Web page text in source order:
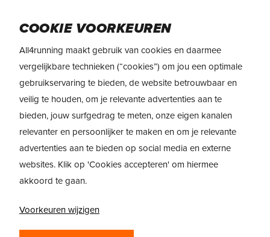
main
content
PRODUCTREVIEW
COOKIE VOORKEUREN
All4running maakt gebruik van cookies en daarmee
vergelijkbare technieken (“cookies”) om jou een optimale
gebruikservaring te bieden, de website betrouwbaar en
veilig te houden, om je relevante advertenties aan te
bieden, jouw surfgedrag te meten, onze eigen kanalen
relevanter en persoonlijker te maken en om je relevante
advertenties aan te bieden op social media en externe
websites. Klik op 'Cookies accepteren' om hiermee
akkoord te gaan.
Voorkeuren wijzigen